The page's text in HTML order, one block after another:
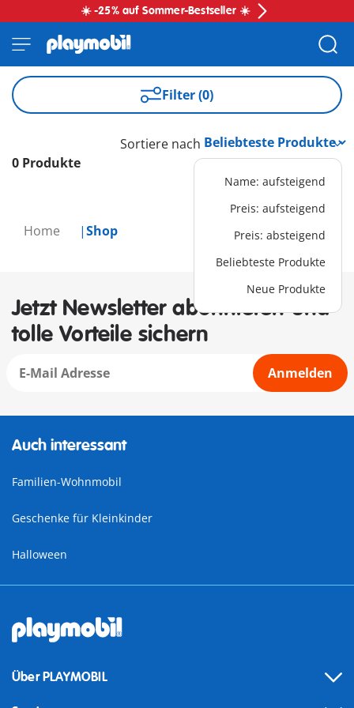
☀️ -25% auf Sommer-Bestseller ☀️
Home Shop
Filter (0)
0 Produkte
Sortiere nach
Name: aufsteigend
Preis: aufsteigend
Preis: absteigend
Beliebteste Produkte
Neue Produkte
Jetzt Newsletter abonnieren und
tolle Vorteile sichern
Anmelden
Auch interessant
Familien-Wohnmobil
Geschenke für Kleinkinder
Halloween
Über PLAYMOBIL